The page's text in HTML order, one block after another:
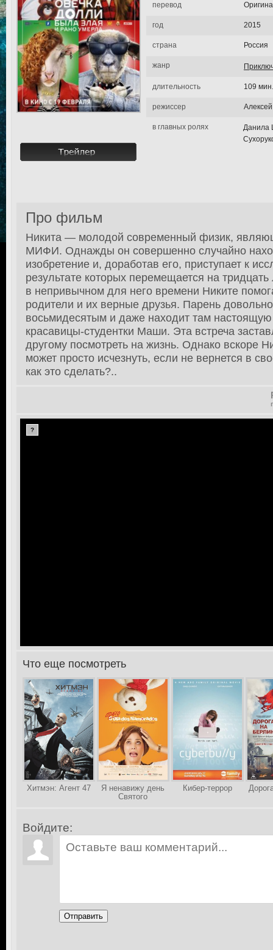
перевод
год 2015
страна Россия
жанр
длительность 109 мин.
режиссер
в главных ролях
Данила
Про фильм
Никита — молодой современный физик,
МИФИ. Однажды он совершенно случайно
изобретение и, доработав его, приступает к
результате которых перемещается на
в непривычном для него времени Никите
родители и их верные друзья. Парень
восьмидесятым и даже находит там
красавицы-студентки Маши. Эта встреча
другому посмотреть на жизнь. Однако вскоре
может просто исчезнуть, если не вернется в
как это сделать?..
?
>Что еще посмотреть
Хитмэн: Агент 47
Я ненавижу день
Святого
Кибер-террор
Войдите:
Отправить